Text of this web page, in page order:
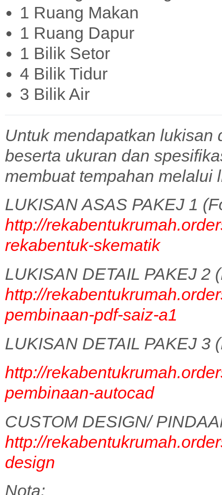
1 Ruang Makan
1 Ruang Dapur
1 Bilik Setor
4 Bilik Tidur
3 Bilik Air
Untuk mendapatkan
beserta ukuran dan
membuat tempahan melalui
LUKISAN ASAS PAKEJ 1
http://
rekabentuk-skematik
LUKISAN DETAIL PAKEJ 2
http://
pembinaan-pdf-saiz-a1
LUKISAN DETAIL PAKEJ 3
http://
pembinaan-autocad
CUSTOM DESIGN/
http://
design
Nota: